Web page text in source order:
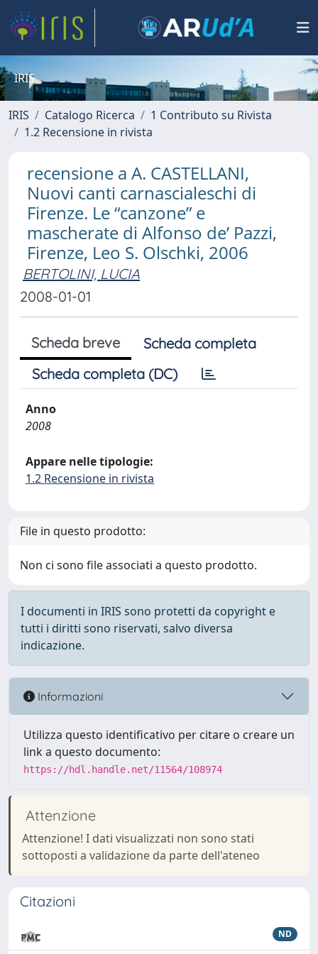
IRIS
IRIS Catalogo Ricerca
1 Contributo su Rivista
1.2 Recensione in rivista
recensione a A. CASTELLANI,
Nuovi canti carnascialeschi di
Firenze. Le “canzone” e
mascherate di Alfonso de’ Pazzi,
Firenze, Leo S. Olschki, 2006
BERTOLINI, LUCIA
2008-01-01
Scheda breve
Scheda completa
Scheda completa (DC)
Anno
2008
Appare nelle tipologie:
1.2 Recensione in rivista
File in questo prodotto:
Non ci sono file associati a questo prodotto.
I documenti in IRIS sono protetti da copyright e
tutti i diritti sono riservati, salvo diversa
indicazione.
Informazioni
Utilizza questo identificativo per citare o creare un
link a questo documento:
https://hdl.handle.net/11564/108974
Attenzione
Attenzione! I dati visualizzati non sono stati
sottoposti a validazione da parte dell'ateneo
Citazioni
ND